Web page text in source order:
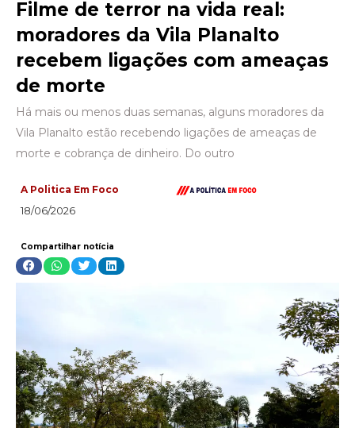
Filme de terror na vida real:
moradores da Vila Planalto
recebem ligações com ameaças
de morte
Há mais ou menos duas semanas, alguns moradores da
Vila Planalto estão recebendo ligações de ameaças de
morte e cobrança de dinheiro. Do outro
A Politica Em Foco
18/06/2026
Compartilhar notícia